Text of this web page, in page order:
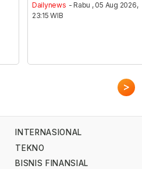
Dailynews - Rabu , 05 Aug 2026,
23:15 WIB
>
INTERNASIONAL
TEKNO
BISNIS FINANSIAL